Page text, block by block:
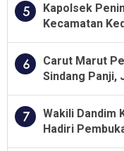
5
Kapolsek
Kecamatan
6
Carut Marut
Sindang Panji,
7
Wakili Dandim
Hadiri